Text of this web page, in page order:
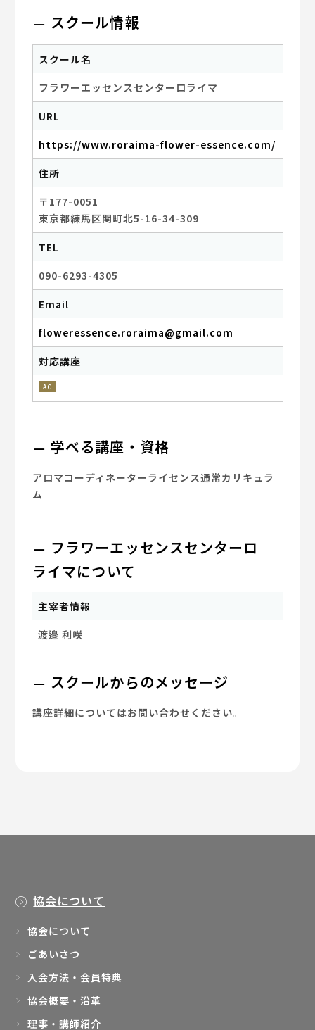
フラワーエッセンスセンターロライマ
URL
https://www.roraima-flower-essence.com/
住所
〒177-0051
東京都練馬区関町北5-16-34-309
TEL
090-6293-4305
Email
floweressence.roraima@gmail.com
対応講座
AC
アロマコーディネーターライセンス通常カリキュラ
ム
ライマについて
渡邉 利咲
講座詳細についてはお問い合わせください。
協会について
ごあいさつ
入会方法・会員特典
協会概要・沿革
理事・講師紹介
活動内容